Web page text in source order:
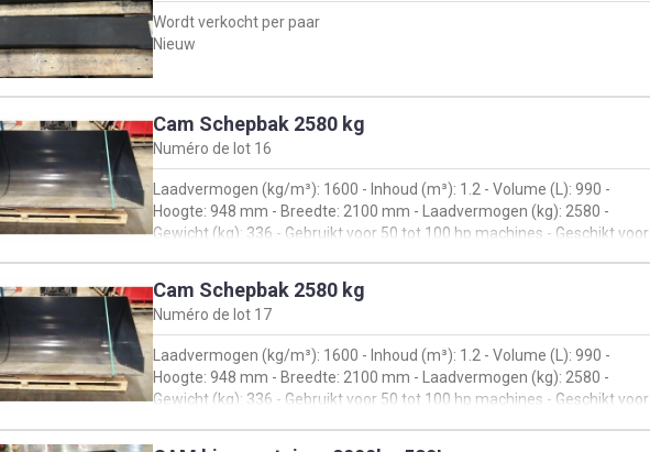
Wordt verkocht per paar
Nieuw
Cam Schepbak 2580 kg
Numéro de lot 16
Laadvermogen (kg/m³): 1600 - Inhoud (m³): 1.2 - Volume (L): 990 -
Hoogte: 948 mm - Breedte: 2100 mm - Laadvermogen (kg): 2580 -
Gewicht (kg): 336 - Gebruikt voor 50 tot 100 hp machines - Geschikt voor
Cam Schepbak 2580 kg
Numéro de lot 17
Laadvermogen (kg/m³): 1600 - Inhoud (m³): 1.2 - Volume (L): 990 -
Hoogte: 948 mm - Breedte: 2100 mm - Laadvermogen (kg): 2580 -
Gewicht (kg): 336 - Gebruikt voor 50 tot 100 hp machines - Geschikt voor